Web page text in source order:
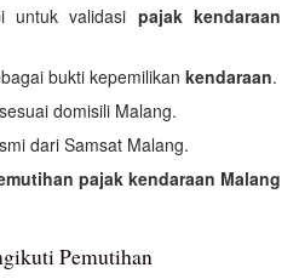
untuk validasi pajak kendaraan
bukti kepemilikan kendaraan.
sesuai domisili Malang.
dari Samsat Malang.
pajak kendaraan Malang
Pemutihan